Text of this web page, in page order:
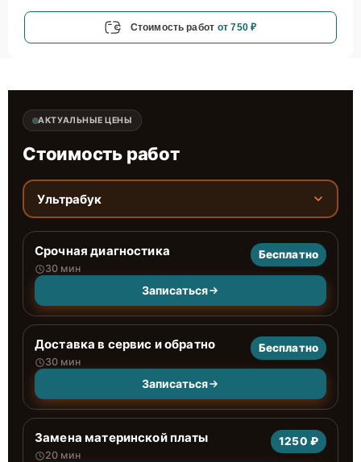
Стоимость работ от 750 ₽
АКТУАЛЬНЫЕ ЦЕНЫ
Стоимость работ
Ультрабук
Срочная диагностика
30 мин
Бесплатно
Записаться
Доставка в сервис и обратно
30 мин
Бесплатно
Записаться
Замена материнской платы
20 мин
1250 ₽